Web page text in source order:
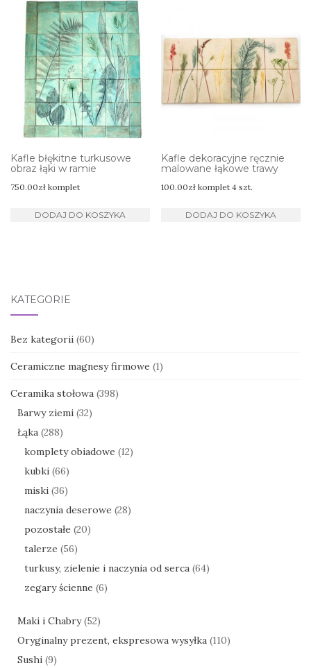
Kafle błękitne turkusowe
obraz łąki w ramie
750.00zł komplet
DODAJ DO KOSZYKA
Kafle dekoracyjne ręcznie
malowane łąkowe trawy
100.00zł komplet 4 szt.
DODAJ DO KOSZYKA
KATEGORIE
Bez kategorii (60)
Ceramiczne magnesy firmowe (1)
Ceramika stołowa (398)
Barwy ziemi (32)
Łąka (288)
komplety obiadowe (12)
kubki (66)
miski (36)
naczynia deserowe (28)
pozostałe (20)
talerze (56)
turkusy, zielenie i naczynia od serca (64)
zegary ścienne (6)
Maki i Chabry (52)
Oryginalny prezent, ekspresowa wysyłka (110)
Sushi (9)